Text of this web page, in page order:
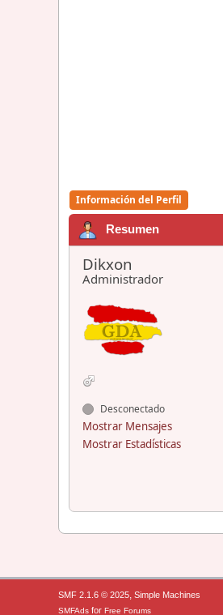
Información del Perfil
Resumen
Dikxon
Administrador
Desconectado
Mostrar Mensajes
Mostrar Estadísticas
SMF 2.1.6 © 2025, Simple Machines
SMFAds for Free Forums